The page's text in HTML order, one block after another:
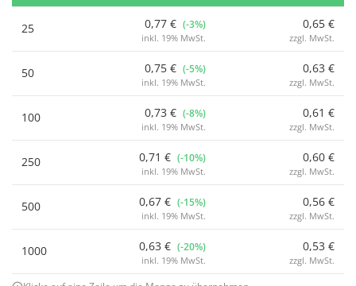
25 0,77 € (-3%)
inkl. 19% MwSt.
0,65 €
zzgl. MwSt.
50 0,75 € (-5%)
inkl. 19% MwSt.
0,63 €
zzgl. MwSt.
100 0,73 € (-8%)
inkl. 19% MwSt.
0,61 €
zzgl. MwSt.
250 0,71 € (-10%)
inkl. 19% MwSt.
0,60 €
zzgl. MwSt.
500 0,67 € (-15%)
inkl. 19% MwSt.
0,56 €
zzgl. MwSt.
1000 0,63 € (-20%)
inkl. 19% MwSt.
0,53 €
zzgl. MwSt.